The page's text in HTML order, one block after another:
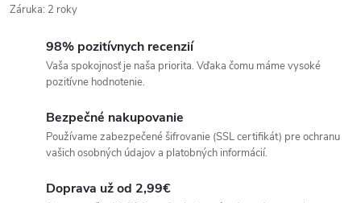
Záruka: 2 roky
98% pozitívnych recenzií
Vaša spokojnosť je naša priorita. Vďaka čomu máme vysoké
pozitívne hodnotenie.
Bezpečné nakupovanie
Používame zabezpečené šifrovanie (SSL certifikát) pre ochranu
vašich osobných údajov a platobných informácií.
Doprava už od 2,99€